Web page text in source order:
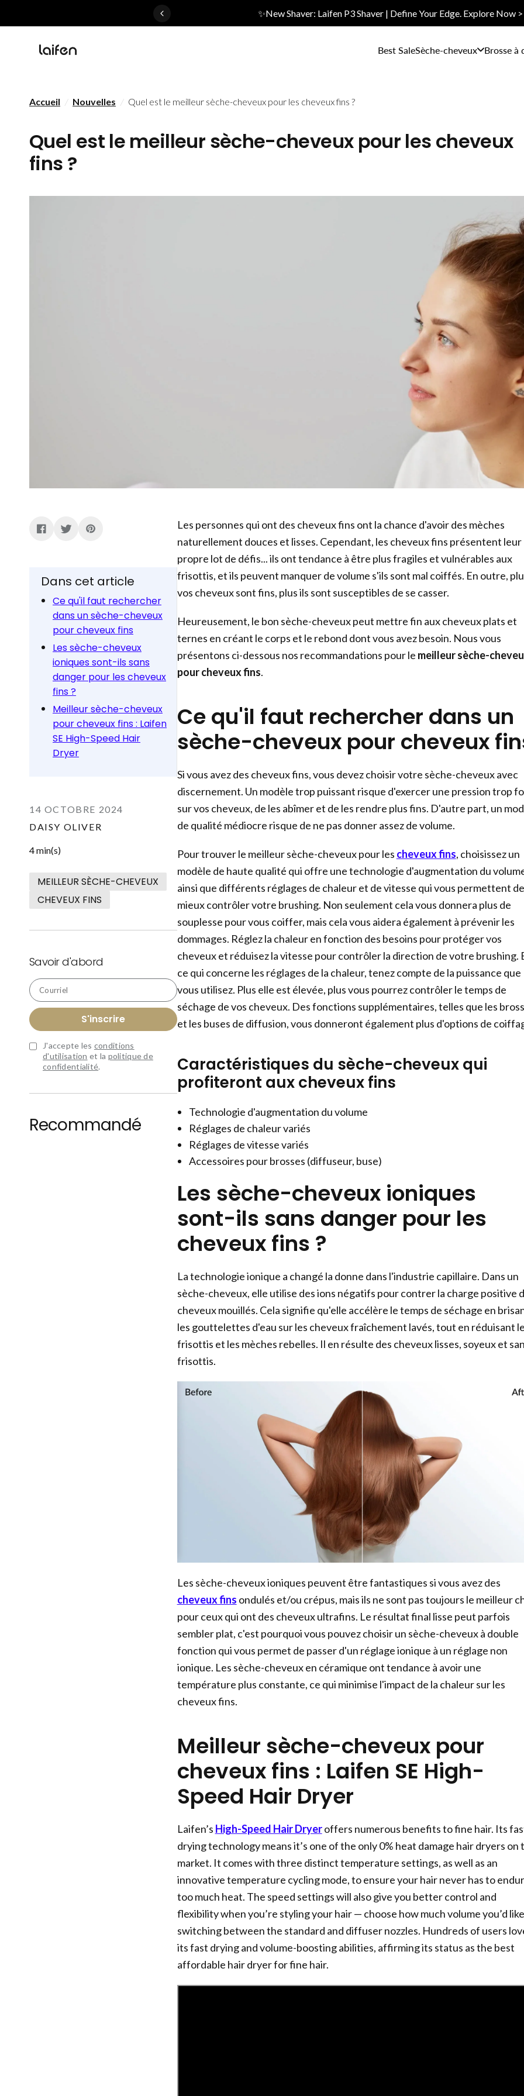
✨New Shaver: Laifen P3 Shaver | Define Your Edge. Explore Now
Best SaleSèche-cheveux Brosse à
Accueil / Nouvelles / Quel est le meilleur sèche-cheveux pour les cheveux fins ?
Quel est le meilleur sèche-cheveux pour les cheveux
fins ?
Dans cet article
Ce qu'il faut rechercher
dans un sèche-cheveux
pour cheveux fins
Les sèche-cheveux
ioniques sont-ils sans
danger pour les cheveux
fins ?
Meilleur sèche-cheveux
pour cheveux fins : Laifen
SE High-Speed Hair
Dryer
14 OCTOBRE 2024
DAISY OLIVER
4 min(s)
MEILLEUR SÈCHE-CHEVEUX
CHEVEUX FINS
Savoir d'abord
Courriel
S'inscrire
J'accepte les conditions
d'utilisation et la politique de
confidentialité.
Recommandé
Les personnes qui ont des cheveux fins ont la chance d'avoir des mèches
naturellement douces et lisses. Cependant, les cheveux fins présentent leur
propre lot de défis... ils ont tendance à être plus fragiles et vulnérables aux
frisottis, et ils peuvent manquer de volume s'ils sont mal coiffés. En outre,
vos cheveux sont fins, plus ils sont susceptibles de se casser.
Heureusement, le bon sèche-cheveux peut mettre fin aux cheveux plats et
ternes en créant le corps et le rebond dont vous avez besoin. Nous vous
présentons ci-dessous nos recommandations pour le meilleur sèche-
pour cheveux fins.
Ce qu'il faut rechercher dans un
sèche-cheveux pour cheveux
Si vous avez des cheveux fins, vous devez choisir votre sèche-cheveux avec
discernement. Un modèle trop puissant risque d'exercer une pression trop
sur vos cheveux, de les abîmer et de les rendre plus fins. D'autre part, un
de qualité médiocre risque de ne pas donner assez de volume.
Pour trouver le meilleur sèche-cheveux pour les cheveux fins, choisissez un
modèle de haute qualité qui offre une technologie d'augmentation du
ainsi que différents réglages de chaleur et de vitesse qui vous permettent de
mieux contrôler votre brushing. Non seulement cela vous donnera plus de
souplesse pour vous coiffer, mais cela vous aidera également à prévenir les
dommages. Réglez la chaleur en fonction des besoins pour protéger vos
cheveux et réduisez la vitesse pour contrôler la direction de votre brushing.
ce qui concerne les réglages de la chaleur, tenez compte de la puissance que
vous utilisez. Plus elle est élevée, plus vous pourrez contrôler le temps de
séchage de vos cheveux. Des fonctions supplémentaires, telles que les
et les buses de diffusion, vous donneront également plus d'options de
Caractéristiques du sèche-cheveux qui
profiteront aux cheveux fins
Technologie d'augmentation du volume
Réglages de chaleur variés
Réglages de vitesse variés
Accessoires pour brosses (diffuseur, buse)
Les sèche-cheveux ioniques
sont-ils sans danger pour les
cheveux fins ?
La technologie ionique a changé la donne dans l'industrie capillaire. Dans un
sèche-cheveux, elle utilise des ions négatifs pour contrer la charge positive
cheveux mouillés. Cela signifie qu'elle accélère le temps de séchage en
les gouttelettes d'eau sur les cheveux fraîchement lavés, tout en réduisant
frisottis et les mèches rebelles. Il en résulte des cheveux lisses, soyeux et
frisottis.
Les sèche-cheveux ioniques peuvent être fantastiques si vous avez des
cheveux fins ondulés et/ou crépus, mais ils ne sont pas toujours le meilleur
pour ceux qui ont des cheveux ultrafins. Le résultat final lisse peut parfois
sembler plat, c'est pourquoi vous pouvez choisir un sèche-cheveux à double
fonction qui vous permet de passer d'un réglage ionique à un réglage non
ionique. Les sèche-cheveux en céramique ont tendance à avoir une
température plus constante, ce qui minimise l'impact de la chaleur sur les
cheveux fins.
Meilleur sèche-cheveux pour
cheveux fins : Laifen SE High-
Speed Hair Dryer
Laifen’s High-Speed Hair Dryeroffers numerous benefits to fine hair. Its
drying technology means it’s one of the only 0% heat damage hair dryers on
market. It comes with three distinct temperature settings, as well as an
innovative temperature cycling mode, to ensure your hair never has to
too much heat. The speed settings will also give you better control and
flexibility when you’re styling your hair — choose how much volume you’d
switching between the standard and diffuser nozzles. Hundreds of users
its fast drying and volume-boosting abilities, affirming its status as the best
affordable hair dryer for fine hair.